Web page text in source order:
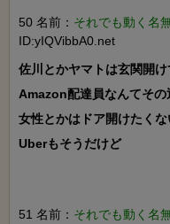
50 名前： それでも動く名
ID:yIQVibbA0.net
佐川とかヤマトは玄関開
Amazon配達員なんてその
女性とかはドア開けたく
Uberもそうだけど
51 名前： それでも動く名